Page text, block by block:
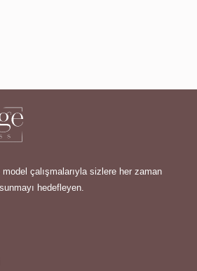
çalışmalarıyla sizlere her zaman
hedefleyen.